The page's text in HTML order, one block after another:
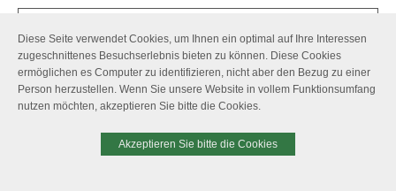
Diese Seite verwendet Cookies, um Ihnen ein optimal auf Ihre Interessen
zugeschnittenes Besuchserlebnis bieten zu können. Diese Cookies
ermöglichen es Computer zu identifizieren, nicht aber den Bezug zu einer
Person herzustellen. Wenn Sie unsere Website in vollem Funktionsumfang
nutzen möchten, akzeptieren Sie bitte die Cookies.
Akzeptieren Sie bitte die Cookies
125 Jahre im Dienst der Branche